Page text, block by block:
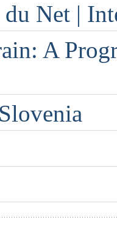
du Net |
A